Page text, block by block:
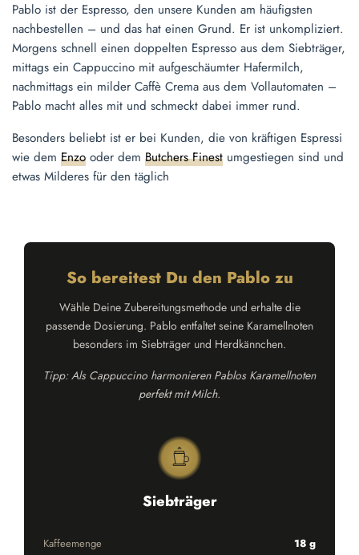
Pablo ist der Espresso, den unsere Kunden am häufigsten
nachbestellen – und das hat einen Grund. Er ist unkompliziert.
Morgens schnell einen doppelten Espresso aus dem Siebträger,
mittags ein Cappuccino mit aufgeschäumter Hafermilch,
nachmittags ein milder Caffè Crema aus dem Vollautomaten –
Pablo macht alles mit und schmeckt dabei immer rund.
Besonders beliebt ist er bei Kunden, die von kräftigen Espressi
wie dem Enzo oder dem Butchers Finest umgestiegen sind und
etwas Milderes für den täglich
So bereitest Du den Pablo zu
Wähle Deine Zubereitungsmethode und erhalte die
passende Dosierung. Pablo entfaltet seine Karamellnoten
besonders im Siebträger und Herdkännchen.
Tipp: Als Cappuccino harmonieren Pablos Karamellnoten
perfekt mit Milch.
Siebträger
Kaffeemenge 18 g